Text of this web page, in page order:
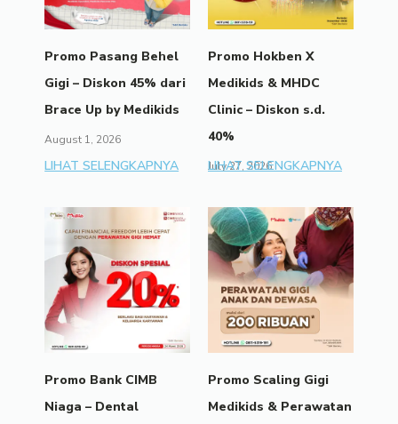
Promo Pasang Behel
Gigi – Diskon 45% dari
Brace Up by Medikids
August 1, 2026
LIHAT SELENGKAPNYA
Promo Hokben X
Medikids & MHDC
Clinic – Diskon s.d.
40%
July 27, 2026
LIHAT SELENGKAPNYA
Promo Bank CIMB
Niaga – Dental
Promo Scaling Gigi
Medikids & Perawatan